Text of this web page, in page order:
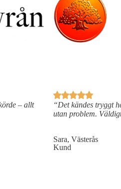
– allt
“Det kändes tryggt
utan problem.
Sara, Västerås
Kund